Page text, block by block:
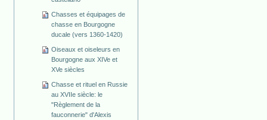
Chasses et équipages de
chasse en Bourgogne
ducale (vers 1360-1420)
Oiseaux et oiseleurs en
Bourgogne aux XIVe et
XVe siècles
Chasse et rituel en Russie
au XVIIe siècle: le
"Règlement de la
fauconnerie" d'Alexis